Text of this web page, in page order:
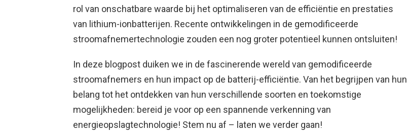
rol van onschatbare waarde bij het optimaliseren van de efficiëntie en prestaties
van lithium-ionbatterijen. Recente ontwikkelingen in de gemodificeerde
stroomafnemertechnologie zouden een nog groter potentieel kunnen ontsluiten!
In deze blogpost duiken we in de fascinerende wereld van gemodificeerde
stroomafnemers en hun impact op de batterij-efficiëntie. Van het begrijpen van hun
belang tot het ontdekken van hun verschillende soorten en toekomstige
mogelijkheden: bereid je voor op een spannende verkenning van
energieopslagtechnologie! Stem nu af – laten we verder gaan!